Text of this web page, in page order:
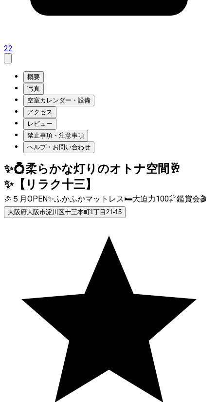
22
概要
写真
空室カレンダー・設備
アクセス
レビュー
禁止事項・注意事項
ヘルプ・お問い合わせ
✨💍柔らかな灯りのオトナ空間🥂
✨【リラク十三】
🎉５月OPEN✨ふかふかマットレス🛏大迫力100㌅鑑賞会🎬
大阪府大阪市淀川区十三本町1丁目21-15